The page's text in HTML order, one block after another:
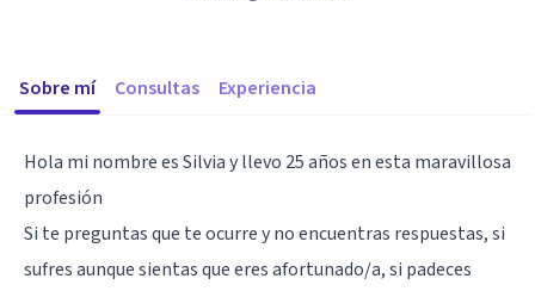
Sobre mí Consultas Experiencia
Hola mi nombre es Silvia y llevo 25 años en esta maravillosa
profesión
Si te preguntas que te ocurre y no encuentras respuestas, si
sufres aunque sientas que eres afortunado/a, si padeces